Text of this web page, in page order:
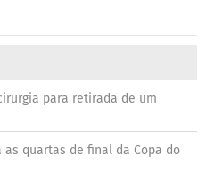
para retirada de um
quartas de final da Copa do